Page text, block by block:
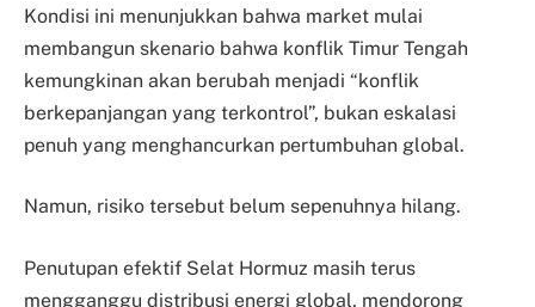
Kondisi ini menunjukkan bahwa market mulai
membangun skenario bahwa konflik Timur Tengah
kemungkinan akan berubah menjadi “konflik
berkepanjangan yang terkontrol”, bukan eskalasi
penuh yang menghancurkan pertumbuhan global.
Namun, risiko tersebut belum sepenuhnya hilang.
Penutupan efektif Selat Hormuz masih terus
mengganggu distribusi energi global, mendorong